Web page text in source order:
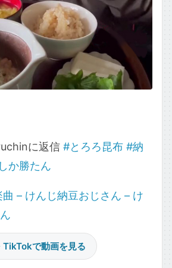
に返信 #とろろ昆布 #納
か勝たん
– けんじ納豆おじさん – け
で動画を見る